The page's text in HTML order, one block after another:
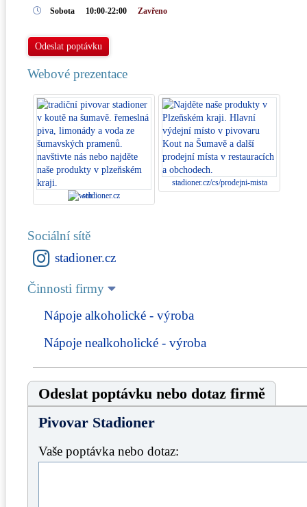
Sobota 10:00-22:00 Zavřeno
Odeslat poptávku
Webové prezentace
stadioner.cz
stadioner.cz/cs/prodejni-mista
Sociální sítě
stadioner.cz
Činnosti firmy
Nápoje alkoholické - výroba
Nápoje nealkoholické - výroba
Odeslat poptávku nebo dotaz firmě
Pivovar Stadioner
Vaše poptávka nebo dotaz: